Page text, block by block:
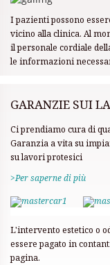
I pazienti possono
vicino alla clinica. Al
il personale cordiale
le informazioni
GARANZIE SUI
Ci prendiamo cura di
Garanzia a vita su
su lavori protesici
>Per saperne di più
L'intervento estetico o
essere pagato in
pagina.